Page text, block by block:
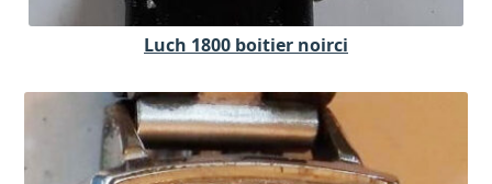
Luch 1800 boitier noirci